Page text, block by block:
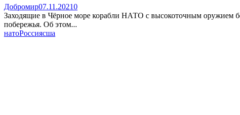
Добромир07.11.20210
Заходящие в Чёрное море корабли НАТО с высокоточным оружием
побережья. Об этом...
натоРоссиясша